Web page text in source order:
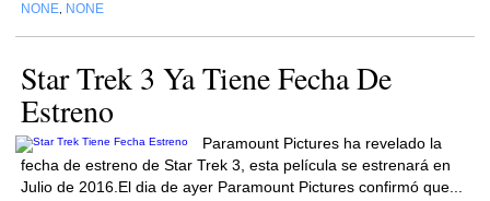
NONE NONE
Star Trek 3 Ya Tiene Fecha De
Estreno
Paramount Pictures ha revelado la
fecha de estreno de Star Trek 3, esta película se estrenará en
Julio de 2016.El dia de ayer Paramount Pictures confirmó que...